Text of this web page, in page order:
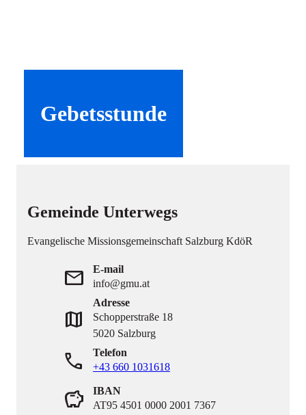
Gebetsstunde
Gemeinde Unterwegs
Evangelische Missionsgemeinschaft Salzburg KdöR
mail
E-mail
info@gmu.at
map
Adresse
Schopperstraße 18
5020 Salzburg
phone
Telefon
+43 660 1031618
savings
IBAN
AT95 4501 0000 2001 7367